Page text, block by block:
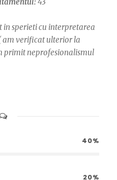
43
in sperieti cu interpretarea
am verificat ulterior la
primit neprofesionalismul
40%
20%